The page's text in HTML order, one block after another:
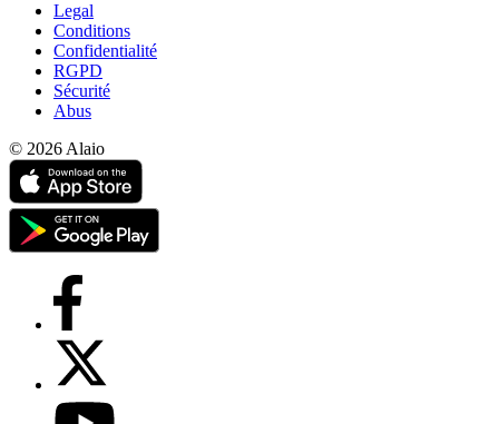
Legal
Conditions
Confidentialité
RGPD
Sécurité
Abus
© 2026 Alaio